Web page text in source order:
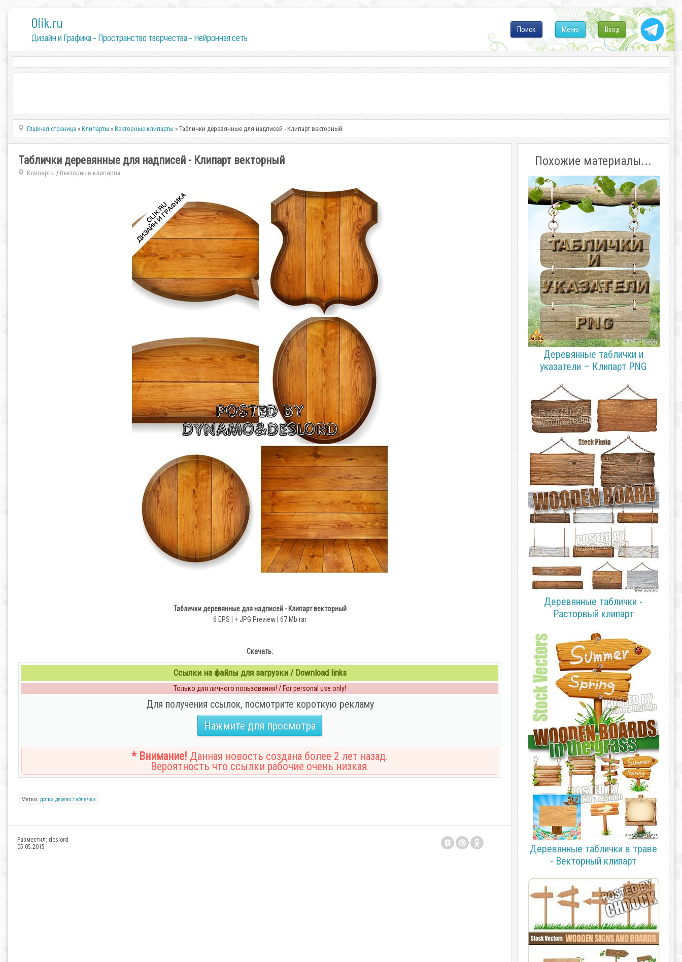
0lik.ru
Дизайн и Графика - Пространство творчества - Нейронная сеть
Вход
Меню
Поиск
Главная страница »Клипарты »Векторные клипарты » Таблички деревянные для надписей - Клипарт векторный
Таблички деревянные для надписей - Клипарт векторный
Клипарты / Векторные клипарты
Таблички деревянные для надписей - Клипарт векторный
6 EPS | + JPG Preview | 67 Mb rar
Скачать:
Ссылки на файлы для загрузки / Download links
Только для личного пользования! / For personal use only!
Для получения ссылок, посмотрите короткую рекламу
Нажмите для просмотра
* Внимание! Данная новость создана более 2 лет назад.
Вероятность что ссылки рабочие очень низкая.
Метки: доска дерево табличка
Разместил: deslord
05.05.2015
Похожие материалы...
Деревянные таблички и
указатели – Клипарт PNG
Деревянные таблички -
Расторвый клипарт
Деревянные таблички в траве
- Векторный клипарт